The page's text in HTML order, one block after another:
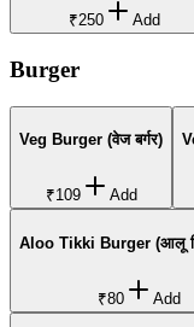
₹250 Add
Burger
Veg Burger (वेज बर्गर)
₹109 Add
Aloo Tikki Burger (आलू
₹80 Add